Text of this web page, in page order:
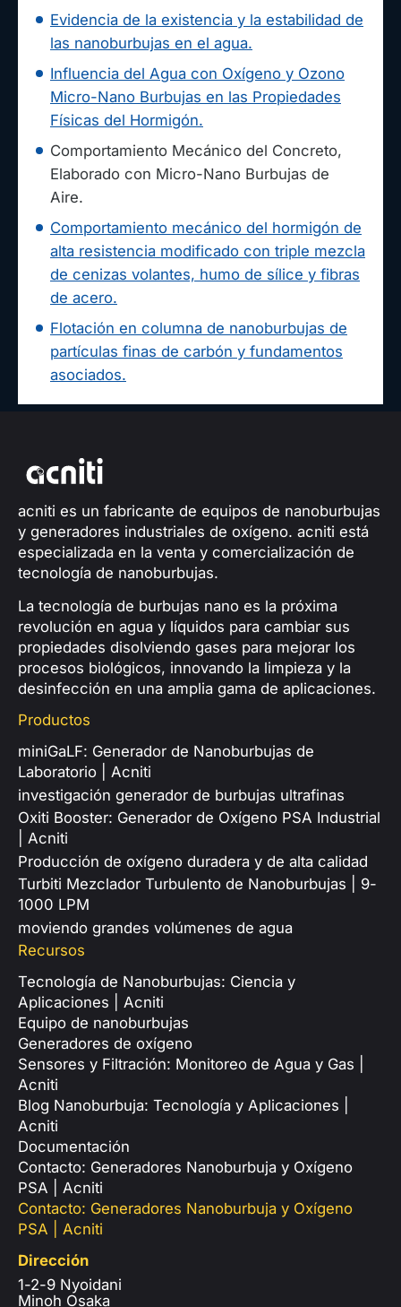
Evidencia de la existencia y la estabilidad de
las nanoburbujas en el agua.
Influencia del Agua con Oxígeno y Ozono
Micro-Nano Burbujas en las Propiedades
Físicas del Hormigón.
Comportamiento Mecánico del Concreto,
Elaborado con Micro-Nano Burbujas de
Aire.
Comportamiento mecánico del hormigón de
alta resistencia modificado con triple mezcla
de cenizas volantes, humo de sílice y fibras
de acero.
Flotación en columna de nanoburbujas de
partículas finas de carbón y fundamentos
asociados.
acniti es un fabricante de equipos de nanoburbujas
y generadores industriales de oxígeno. acniti está
especializada en la venta y comercialización de
tecnología de nanoburbujas.
La tecnología de burbujas nano es la próxima
revolución en agua y líquidos para cambiar sus
propiedades disolviendo gases para mejorar los
procesos biológicos, innovando la limpieza y la
desinfección en una amplia gama de aplicaciones.
Productos
miniGaLF: Generador de Nanoburbujas de
Laboratorio | Acniti
investigación generador de burbujas ultrafinas
Oxiti Booster: Generador de Oxígeno PSA Industrial
| Acniti
Producción de oxígeno duradera y de alta calidad
Turbiti Mezclador Turbulento de Nanoburbujas | 9-
1000 LPM
moviendo grandes volúmenes de agua
Recursos
Tecnología de Nanoburbujas: Ciencia y
Aplicaciones | Acniti
Equipo de nanoburbujas
Generadores de oxígeno
Sensores y Filtración: Monitoreo de Agua y Gas |
Acniti
Blog Nanoburbuja: Tecnología y Aplicaciones |
Acniti
Documentación
Contacto: Generadores Nanoburbuja y Oxígeno
PSA | Acniti
Contacto: Generadores Nanoburbuja y Oxígeno
PSA | Acniti
Dirección
1-2-9 Nyoidani
Minoh Osaka